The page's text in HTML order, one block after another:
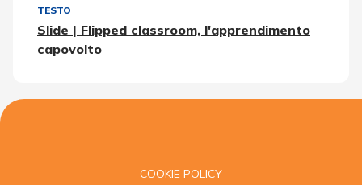
TESTO
Slide | Flipped classroom, l'apprendimento
capovolto
COOKIE POLICY